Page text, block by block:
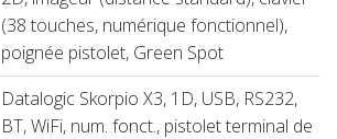
(38 touches, numérique fonctionnel),
poignée pistolet, Green Spot
Datalogic Skorpio X3, 1D, USB, RS232,
BT, WiFi, num. fonct., pistolet terminal de